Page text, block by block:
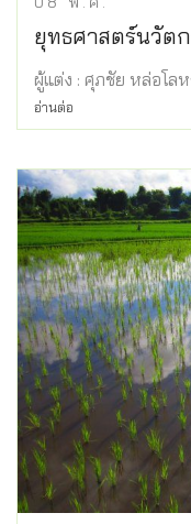
ยุทธศาสตร์นวัต
ผู้แต่ง : ศุภชัย หล่อโ
อ่านต่อ